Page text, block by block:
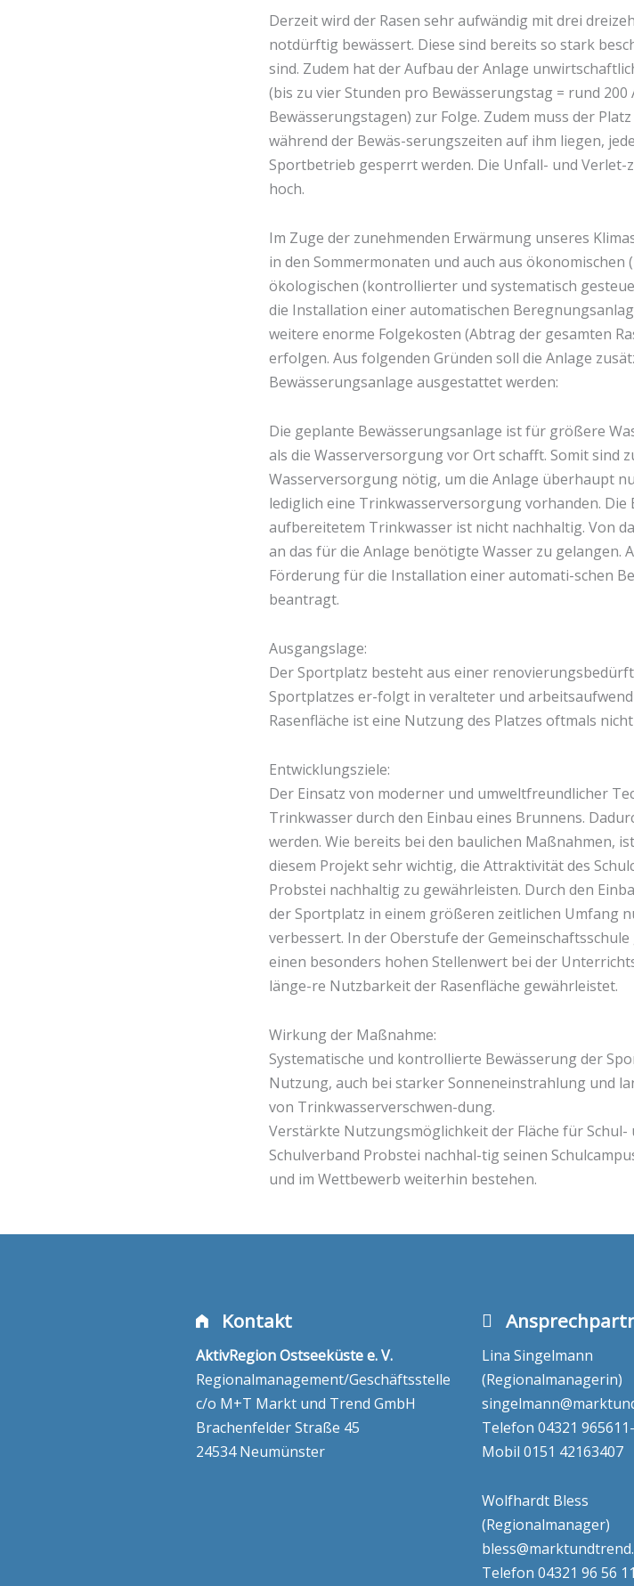
Derzeit wird der Rasen sehr aufwändig mit drei
notdürftig bewässert. Diese sind bereits so stark
sind. Zudem hat der Aufbau der Anlage
(bis zu vier Stunden pro Bewässerungstag = rund
Bewässerungstagen) zur Folge. Zudem muss der
während der Bewäs-serungszeiten auf ihm liegen,
Sportbetrieb gesperrt werden. Die Unfall- und
hoch.
Im Zuge der zunehmenden Erwärmung unseres
in den Sommermonaten und auch aus
ökologischen (kontrollierter und systematisch
die Installation einer automatischen
weitere enorme Folgekosten (Abtrag der gesamten
erfolgen. Aus folgenden Gründen soll die Anlage
Bewässerungsanlage ausgestattet werden:
Die geplante Bewässerungsanlage ist für größere
als die Wasserversorgung vor Ort schafft. Somit sind
Wasserversorgung nötig, um die Anlage überhaupt
lediglich eine Trinkwasserversorgung vorhanden.
aufbereitetem Trinkwasser ist nicht nachhaltig. Von
an das für die Anlage benötigte Wasser zu gelangen.
Förderung für die Installation einer automati-schen
beantragt.
Ausgangslage:
Der Sportplatz besteht aus einer
Sportplatzes er-folgt in veralteter und
Rasenfläche ist eine Nutzung des Platzes oftmals
Entwicklungsziele:
Der Einsatz von moderner und umweltfreundlicher
Trinkwasser durch den Einbau eines Brunnens.
werden. Wie bereits bei den baulichen Maßnahmen,
diesem Projekt sehr wichtig, die Attraktivität des
Probstei nachhaltig zu gewährleisten. Durch den
der Sportplatz in einem größeren zeitlichen Umfang
verbessert. In der Oberstufe der
einen besonders hohen Stellenwert bei der
länge-re Nutzbarkeit der Rasenfläche gewährleistet.
Wirkung der Maßnahme:
Systematische und kontrollierte Bewässerung der
Nutzung, auch bei starker Sonneneinstrahlung und
von Trinkwasserverschwen-dung.
Verstärkte Nutzungsmöglichkeit der Fläche für
Schulverband Probstei nachhal-tig seinen
und im Wettbewerb weiterhin bestehen.
Kontakt
AktivRegion Ostseeküste e. V.
Regionalmanagement/Geschäftsstelle
c/o M+T Markt und Trend GmbH
Brachenfelder Straße 45
24534 Neumünster
Lina Singelmann
(Regionalmanagerin)
Telefon04321
Mobil0151 42163407
Wolfhardt Bless
(Regionalmanager)
Telefon04321 96 56